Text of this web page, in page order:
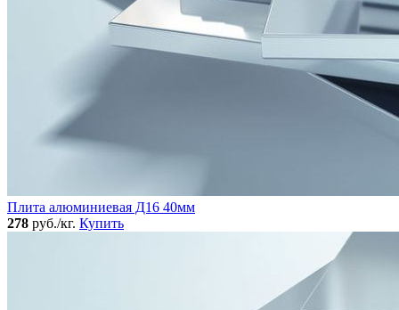
Плита алюминиевая Д16 40мм
278 руб./кг. Купить